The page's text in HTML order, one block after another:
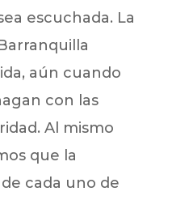
escuchada. La
aún cuando
con las
Al mismo
que la
cada uno de